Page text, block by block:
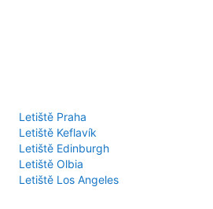
Letiště Praha
Letiště Keflavík
Letiště Edinburgh
Letiště Olbia
Letiště Los Angeles